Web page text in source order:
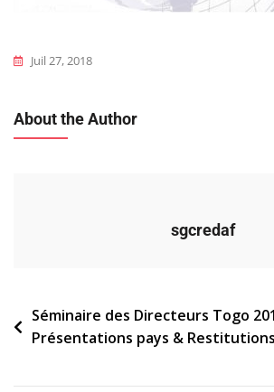
Juil 27, 2018
About the Author
sgcredaf
Navigation
de
Séminaire des Directeurs Togo
Présentations pays &